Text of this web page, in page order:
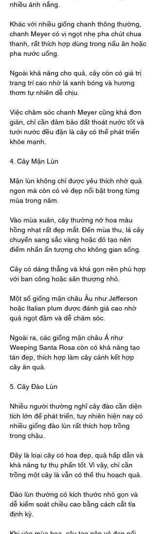
nhiều ánh nắng.
Khác với nhiều giống chanh thông thường,
chanh Meyer có vị ngọt nhẹ pha chút chua
thanh, rất thích hợp dùng trong nấu ăn hoặc
pha nước uống.
Ngoài khả năng cho quả, cây còn có giá trị
trang trí cao nhờ lá xanh bóng và hương
thơm tự nhiên dễ chịu.
Việc chăm sóc chanh Meyer cũng khá đơn
giản, chỉ cần đảm bảo đất thoát nước tốt và
tưới nước đều đặn là cây có thể phát triển
khỏe mạnh.
4. Cây Mận Lùn
Mận lùn không chỉ được yêu thích nhờ quả
ngon mà còn có vẻ đẹp nổi bật trong từng
mùa trong năm.
Vào mùa xuân, cây thường nở hoa màu
hồng nhạt rất đẹp mắt. Đến mùa thu, lá cây
chuyển sang sắc vàng hoặc đỏ tạo nên
điểm nhấn ấn tượng cho không gian sống.
Cây có dáng thẳng và khá gọn nên phù hợp
với ban công hoặc sân thượng nhỏ.
Một số giống mận châu Âu như Jefferson
hoặc Italian plum được đánh giá cao nhờ
quả ngọt đậm và dễ chăm sóc.
Ngoài ra, các giống mận châu Á như
Weeping Santa Rosa còn có khả năng tạo
tán đẹp, thích hợp làm cây cảnh kết hợp
cây ăn quả.
5. Cây Đào Lùn
Nhiều người thường nghĩ cây đào cần diện
tích lớn để phát triển, tuy nhiên hiện nay có
nhiều giống đào lùn rất thích hợp trồng
trong chậu.
Đây là loại cây có hoa đẹp, quả hấp dẫn và
khả năng tự thụ phấn tốt. Vì vậy, chỉ cần
trồng một cây là vẫn có thể thu hoạch quả.
Đào lùn thường có kích thước nhỏ gọn và
dễ kiểm soát chiều cao bằng cách cắt tỉa
định kỳ.